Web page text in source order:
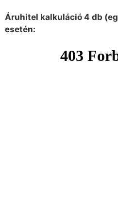
Áruhitel kalkuláció 4 db
esetén: